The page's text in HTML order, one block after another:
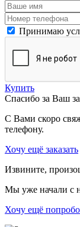
Принимаю
Купить
Спасибо за Ваш
С Вами скоро
телефону.
Хочу ещё заказать
Извините,
Мы уже начали с
Хочу ещё